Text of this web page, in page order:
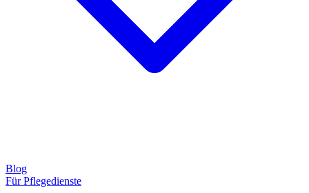
Blog
Für Pflegedienste